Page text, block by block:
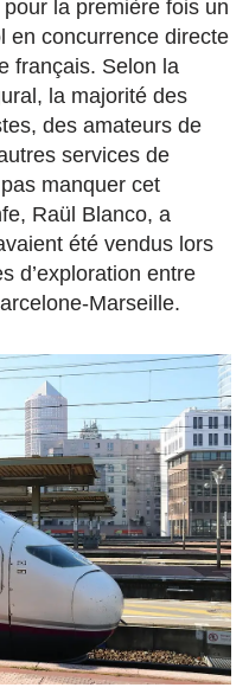
la première fois un
en concurrence directe
français. Selon la
la majorité des
des amateurs de
services de
manquer cet
Raül Blanco, a
été vendus lors
d’exploration entre
Marseille.